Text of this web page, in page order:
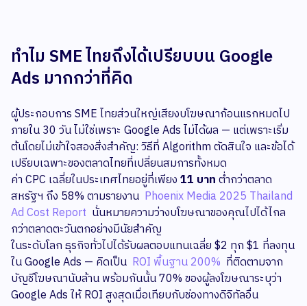
ทำไม SME ไทยถึงได้เปรียบบน Google
Ads มากกว่าที่คิด
ผู้ประกอบการ SME ไทยส่วนใหญ่เสียงบโฆษณาก้อนแรกหมดไป
ภายใน 30 วัน ไม่ใช่เพราะ Google Ads ไม่ได้ผล — แต่เพราะเริ่ม
ต้นโดยไม่เข้าใจสองสิ่งสำคัญ: วิธีที่ Algorithm ตัดสินใจ และข้อได้
เปรียบเฉพาะของตลาดไทยที่เปลี่ยนสมการทั้งหมด
ค่า CPC เฉลี่ยในประเทศไทยอยู่ที่เพียง11 บาทต่ำกว่าตลาด
สหรัฐฯ ถึง 58% ตามรายงาน Phoenix Media 2025 Thailand
Ad Cost Report นั่นหมายความว่างบโฆษณาของคุณไปได้ไกล
กว่าตลาดตะวันตกอย่างมีนัยสำคัญ
ในระดับโลก ธุรกิจทั่วไปได้รับผลตอบแทนเฉลี่ย $2 ทุก $1 ที่ลงทุน
ใน Google Ads — คิดเป็น ROI พื้นฐาน 200% ที่ติดตามจาก
บัญชีโฆษณานับล้าน พร้อมกันนั้น 70% ของผู้ลงโฆษณาระบุว่า
Google Ads ให้ ROI สูงสุดเมื่อเทียบกับช่องทางดิจิทัลอื่น